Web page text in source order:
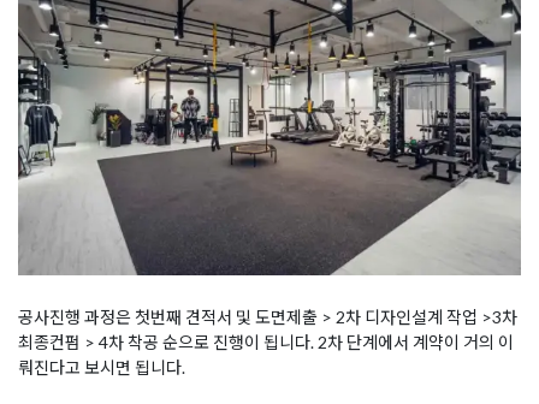
공사진행 과정은 첫번째 견적서 및 도면제출 > 2차 디자인설계 작업 >3차
최종컨펌 > 4차 착공 순으로 진행이 됩니다. 2차 단계에서 계약이 거의 이
뤄진다고 보시면 됩니다.